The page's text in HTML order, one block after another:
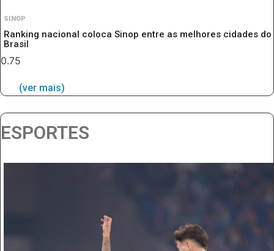
SINOP
Ranking nacional coloca Sinop entre as melhores cidades do
Brasil
(ver mais)
ESPORTES